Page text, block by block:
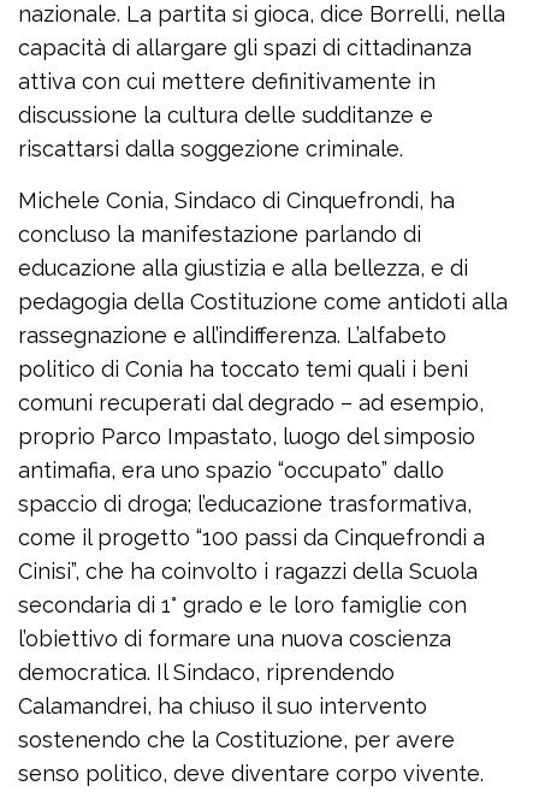
nazionale. La partita si gioca, dice Borrelli, nella
capacità di allargare gli spazi di cittadinanza
attiva con cui mettere definitivamente in
discussione la cultura delle sudditanze e
riscattarsi dalla soggezione criminale.
Michele Conia, Sindaco di Cinquefrondi, ha
concluso la manifestazione parlando di
educazione alla giustizia e alla bellezza, e di
pedagogia della Costituzione come antidoti alla
rassegnazione e all’indifferenza. L’alfabeto
politico di Conia ha toccato temi quali i beni
comuni recuperati dal degrado – ad esempio,
proprio Parco Impastato, luogo del simposio
antimafia, era uno spazio “occupato” dallo
spaccio di droga; l’educazione trasformativa,
come il progetto “100 passi da Cinquefrondi a
Cinisi”, che ha coinvolto i ragazzi della Scuola
secondaria di 1° grado e le loro famiglie con
l’obiettivo di formare una nuova coscienza
democratica. Il Sindaco, riprendendo
Calamandrei, ha chiuso il suo intervento
sostenendo che la Costituzione, per avere
senso politico, deve diventare corpo vivente.